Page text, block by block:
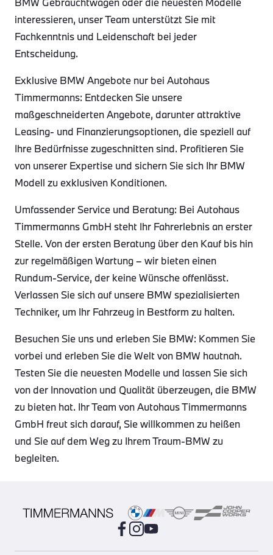
interessieren, unser Team unterstützt Sie mit
Fachkenntnis und Leidenschaft bei jeder
Entscheidung.
Exklusive BMW Angebote nur bei Autohaus
Timmermanns: Entdecken Sie unsere
maßgeschneiderten Angebote, darunter attraktive
Leasing- und Finanzierungsoptionen, die speziell auf
Ihre Bedürfnisse zugeschnitten sind. Profitieren Sie
von unserer Expertise und sichern Sie sich Ihr BMW
Modell zu exklusiven Konditionen.
Umfassender Service und Beratung: Bei Autohaus
Timmermanns GmbH steht Ihr Fahrerlebnis an erster
Stelle. Von der ersten Beratung über den Kauf bis hin
zur regelmäßigen Wartung – wir bieten einen
Rundum-Service, der keine Wünsche offenlässt.
Verlassen Sie sich auf unsere BMW spezialisierten
Techniker, um Ihr Fahrzeug in Bestform zu halten.
Besuchen Sie uns und erleben Sie BMW: Kommen Sie
vorbei und erleben Sie die Welt von BMW hautnah.
Testen Sie die neuesten Modelle und lassen Sie sich
von der Innovation und Qualität überzeugen, die BMW
zu bieten hat. Ihr Team von Autohaus Timmermanns
GmbH freut sich darauf, Sie willkommen zu heißen
und Sie auf dem Weg zu Ihrem Traum-BMW zu
begleiten.